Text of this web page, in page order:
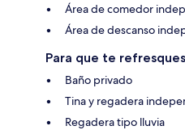
Área de comedor
Área de descanso
Para que te refresques
Baño privado
Tina y regadera
Regadera tipo lluvia